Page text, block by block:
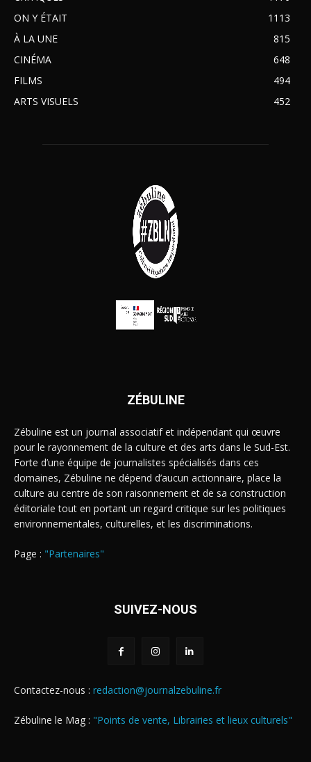
ON Y ÉTAIT
1113
À LA UNE
815
CINÉMA
648
FILMS
494
ARTS VISUELS
452
ZÉBULINE
Zébuline est un journal associatif et indépendant qui œuvre
pour le rayonnement de la culture et des arts dans le Sud-Est.
Forte d’une équipe de journalistes spécialisés dans ces
domaines, Zébuline ne dépend d’aucun actionnaire, place la
culture au centre de son raisonnement et de sa construction
éditoriale tout en portant un regard critique sur les politiques
environnementales, culturelles, et les discriminations.
Page : "Partenaires"
SUIVEZ-NOUS
Contactez-nous : redaction@journalzebuline.fr
Zébuline le Mag : "Points de vente, Librairies et lieux culturels"